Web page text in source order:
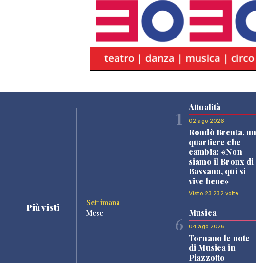
Più visti
Settimana
Mese
1
Attualità
02 ago 2026
Rondò Brenta, un
quartiere che
cambia: «Non
siamo il Bronx di
Bassano, qui si
vive bene»
Visto 23.232 volte
6
Musica
04 ago 2026
Tornano le note
di Musica in
Piazzotto